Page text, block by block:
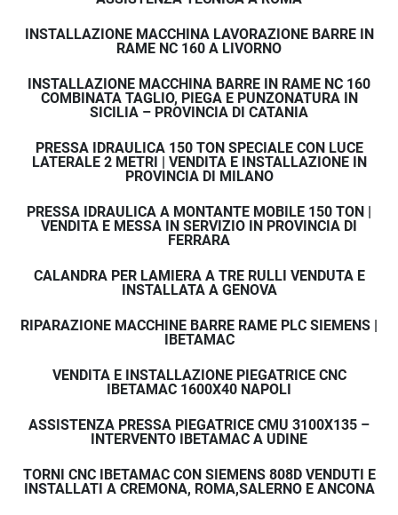
INSTALLAZIONE MACCHINA LAVORAZIONE BARRE IN
RAME NC 160 A LIVORNO
INSTALLAZIONE MACCHINA BARRE IN RAME NC 160
COMBINATA TAGLIO, PIEGA E PUNZONATURA IN
SICILIA – PROVINCIA DI CATANIA
PRESSA IDRAULICA 150 TON SPECIALE CON LUCE
LATERALE 2 METRI | VENDITA E INSTALLAZIONE IN
PROVINCIA DI MILANO
PRESSA IDRAULICA A MONTANTE MOBILE 150 TON |
VENDITA E MESSA IN SERVIZIO IN PROVINCIA DI
FERRARA
CALANDRA PER LAMIERA A TRE RULLI VENDUTA E
INSTALLATA A GENOVA
RIPARAZIONE MACCHINE BARRE RAME PLC SIEMENS |
IBETAMAC
VENDITA E INSTALLAZIONE PIEGATRICE CNC
IBETAMAC 1600X40 NAPOLI
ASSISTENZA PRESSA PIEGATRICE CMU 3100X135 –
INTERVENTO IBETAMAC A UDINE
TORNI CNC IBETAMAC CON SIEMENS 808D VENDUTI E
INSTALLATI A CREMONA, ROMA,SALERNO E ANCONA